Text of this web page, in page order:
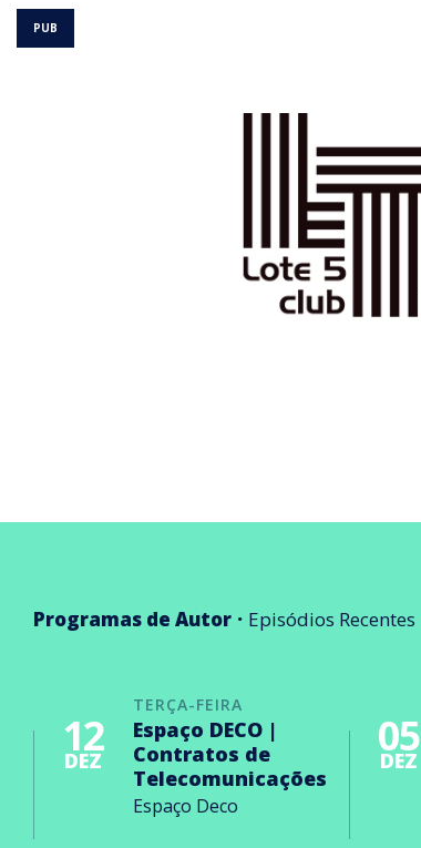
Programas de Autor Episódios Recentes
TERÇA-FEIRA
12
DEZ
Espaço DECO |
Contratos de
Telecomunicações
Espaço Deco
05
DEZ